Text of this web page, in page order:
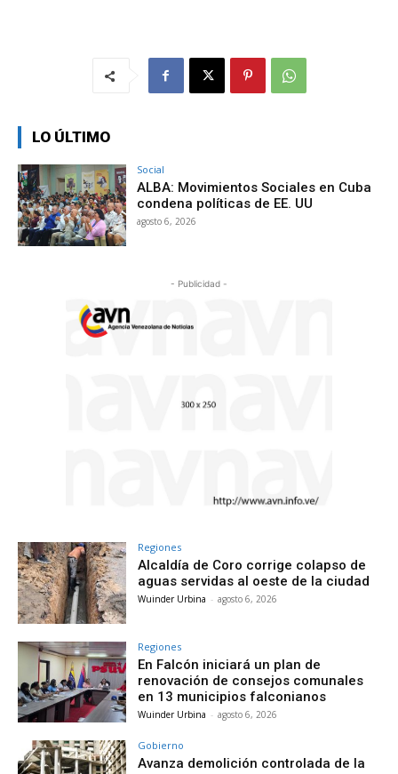
LO ÚLTIMO
Social
ALBA: Movimientos Sociales en Cuba
condena políticas de EE. UU
agosto 6, 2026
- Publicidad -
Regiones
Alcaldía de Coro corrige colapso de
aguas servidas al oeste de la ciudad
Wuinder Urbina - agosto 6, 2026
Regiones
En Falcón iniciará un plan de
renovación de consejos comunales
en 13 municipios falconianos
Wuinder Urbina - agosto 6, 2026
Gobierno
Avanza demolición controlada de la